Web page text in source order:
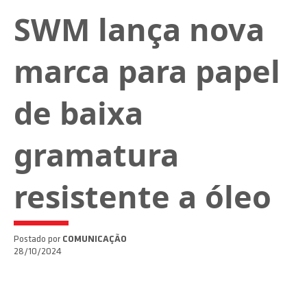
SWM lança nova
marca para papel
de baixa
gramatura
resistente a óleo
Postado por COMUNICAÇÃO
28/10/2024